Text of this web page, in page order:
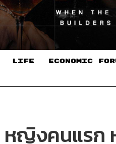
LIFE ECONOMIC
ญิงคนแรก